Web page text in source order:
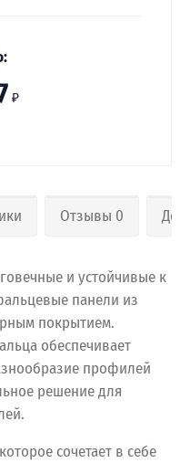
₽
Отзывы 0
и устойчивые к
панели из
покрытием.
обеспечивает
профилей
решение для
сочетает в себе